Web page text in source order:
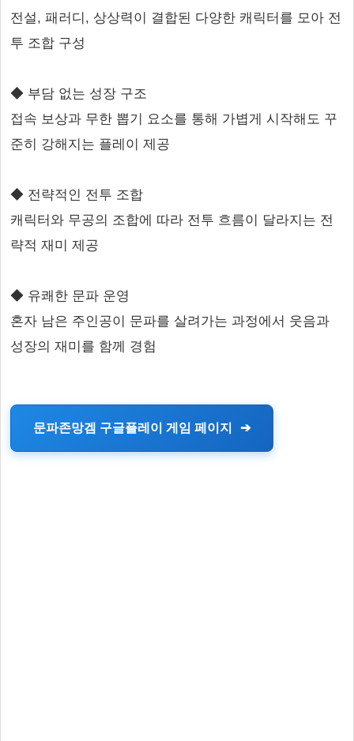
전설, 패러디, 상상력이 결합된 다양한 캐릭터를 모아 전
투 조합 구성
◆ 부담 없는 성장 구조
접속 보상과 무한 뽑기 요소를 통해 가볍게 시작해도 꾸
준히 강해지는 플레이 제공
◆ 전략적인 전투 조합
캐릭터와 무공의 조합에 따라 전투 흐름이 달라지는 전
략적 재미 제공
◆ 유쾌한 문파 운영
혼자 남은 주인공이 문파를 살려가는 과정에서 웃음과
성장의 재미를 함께 경험
문파존망겜 구글플레이 게임 페이지